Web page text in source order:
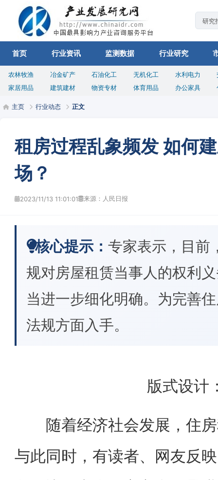
首页 行业资讯 监测数据 行业研究
农林牧渔 冶金矿产 石油化工 无机化工 水利电力
家居用品
建筑建材 物资专材 体育用品 办公家具
主页 行业动态 正文
租房过程乱象频发 如何
场？
2023/11/13 11:01:01 来源：人民日报
核心提示： 专家表示，目前
规对房屋租赁当事人的权利
当进一步细化明确。为完善
法规方面入手。
版式设计
随着经济社会发展，住房
与此同时，有读者、网友反